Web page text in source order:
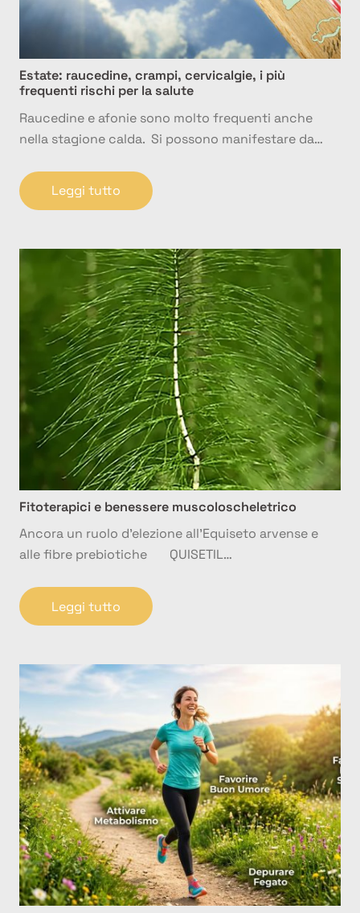
Estate: raucedine, crampi, cervicalgie, i più
frequenti rischi per la salute
Raucedine e afonie sono molto frequenti anche
nella stagione calda. Si possono manifestare da…
Leggi tutto
Fitoterapici e benessere muscoloscheletrico
Ancora un ruolo d’elezione all’Equiseto arvense e
alle fibre prebiotiche QUISETIL…
Leggi tutto